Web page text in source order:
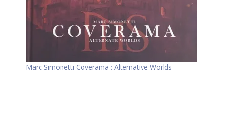
Marc Simonetti Coverama : Alternative Worlds